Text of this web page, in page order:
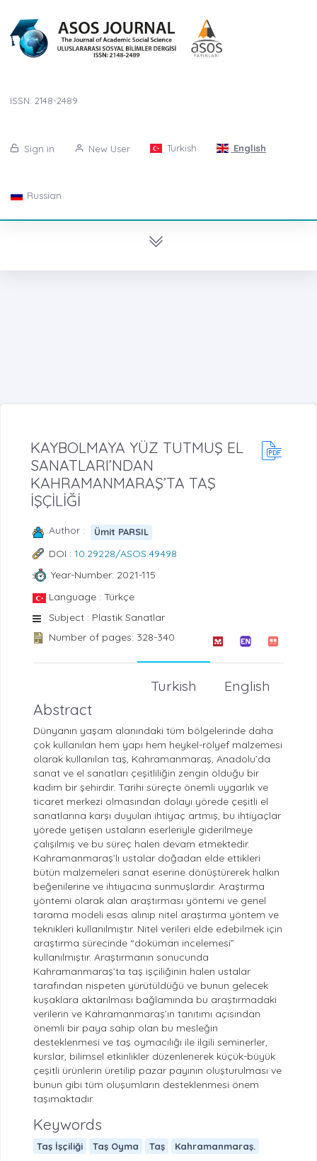
ISSN: 2148-2489
Sign in New User Turkish English
Russian
KAYBOLMAYA YÜZ TUTMUŞ EL
SANATLARI’NDAN
KAHRAMANMARAŞ’TA TAŞ
İŞÇİLİĞİ
Author : Ümit PARSIL
DOI : 10.29228/ASOS.49498
Year-Number: 2021-115
Language : Türkçe
Subject : Plastik Sanatlar
Number of pages: 328-340
English
Turkish
Abstract
Dünyanın yaşam alanındaki tüm bölgelerinde daha
çok kullanılan hem yapı hem heykel-rölyef malzemesi
olarak kullanılan taş, Kahramanmaraş, Anadolu’da
sanat ve el sanatları çeşitliliğin zengin olduğu bir
kadim bir şehirdir. Tarihi süreçte önemli uygarlık ve
ticaret merkezi olmasından dolayı yörede çeşitli el
sanatlarına karşı duyulan ihtiyaç artmış, bu ihtiyaçlar
yörede yetişen ustaların eserleriyle giderilmeye
çalışılmış ve bu süreç halen devam etmektedir.
Kahramanmaraş’lı ustalar doğadan elde ettikleri
bütün malzemeleri sanat eserine dönüştürerek halkın
beğenilerine ve ihtiyacına sunmuşlardır. Araştırma
yöntemi olarak alan araştırması yöntemi ve genel
tarama modeli esas alınıp nitel araştırma yöntem ve
teknikleri kullanılmıştır. Nitel verileri elde edebilmek için
araştırma sürecinde “doküman incelemesi”
kullanılmıştır. Araştırmanın sonucunda
Kahramanmaraş’ta taş işçiliğinin halen ustalar
tarafından nispeten yürütüldüğü ve bunun gelecek
kuşaklara aktarılması bağlamında bu araştırmadaki
verilerin ve Kahramanmaraş’ın tanıtımı açısından
önemli bir paya sahip olan bu mesleğin
desteklenmesi ve taş oymacılığı ile ilgili seminerler,
kurslar, bilimsel etkinlikler düzenlenerek küçük-büyük
çeşitli ürünlerin üretilip pazar payının oluşturulması ve
bunun gibi tüm oluşumların desteklenmesi önem
taşımaktadır.
Keywords
Taş İşçiliği Taş Oyma Taş Kahramanmaraş.